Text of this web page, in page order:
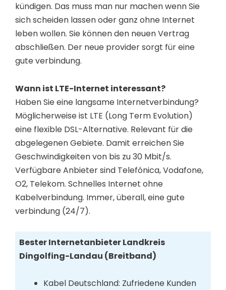
kündigen. Das muss man nur machen wenn Sie
sich scheiden lassen oder ganz ohne Internet
leben wollen. Sie können den neuen Vertrag
abschließen. Der neue provider sorgt für eine
gute verbindung.
Wann ist LTE-Internet interessant?
Haben Sie eine langsame Internetverbindung?
Möglicherweise ist LTE (Long Term Evolution)
eine flexible DSL-Alternative. Relevant für die
abgelegenen Gebiete. Damit erreichen Sie
Geschwindigkeiten von bis zu 30 Mbit/s.
Verfügbare Anbieter sind Telefónica, Vodafone,
O2, Telekom. Schnelles Internet ohne
Kabelverbindung. Immer, überall, eine gute
verbindung (24/7).
Bester Internetanbieter Landkreis
Dingolfing-Landau (Breitband)
Kabel Deutschland: Zufriedene Kunden